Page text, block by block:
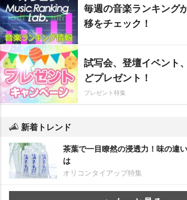
毎週の音楽ランキング
移をチェック！
試写会、登壇イベント
どプレゼント！
プレゼント特集
新着トレンド
茶葉で一目瞭然の浸透力！味の違
は
オリコンタイアップ特集